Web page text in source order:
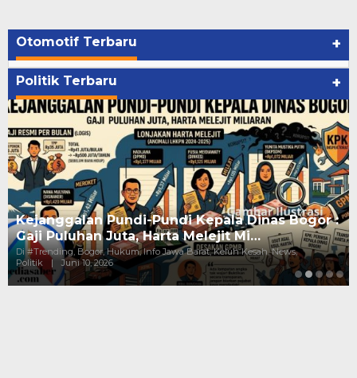
Otomotif Terbaru +
Politik Terbaru +
Kejanggalan Pundi-Pundi Kepala Dinas Bogor :
Gaji Puluhan Juta, Harta Melejit Mi…
Di #Trending, Bogor, Hukum, Info Jawa Barat, Keluh Kesah, News,
Politik
| Juni 10, 2026